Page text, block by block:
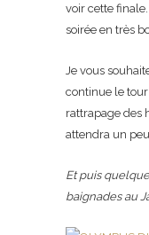
voir cette
soirée en très
Je vous
continue le
rattrapage des
attendra un peu
Et puis
baignades au